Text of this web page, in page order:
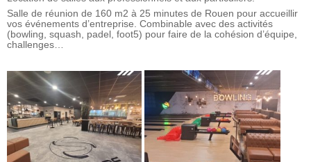
Salle de réunion de 160 m2 à 25 minutes de Rouen pour accueillir
vos événements d’entreprise. Combinable avec des activités
(bowling, squash, padel, foot5) pour faire de la cohésion d’équipe,
challenges…